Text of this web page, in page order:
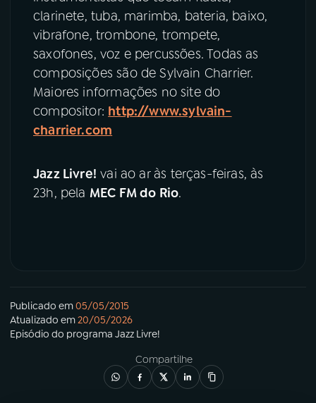
clarinete, tuba, marimba, bateria, baixo,
vibrafone, trombone, trompete,
saxofones, voz e percussões. Todas as
composições são de Sylvain Charrier.
Maiores informações no site do
compositor: http://www.sylvain-
charrier.com
Jazz Livre! vai ao ar às terças-feiras, às
23h, pela MEC FM do Rio.
Publicado em05/05/2015
Atualizado em20/05/2026
Episódio do programa Jazz Livre!
Compartilhe